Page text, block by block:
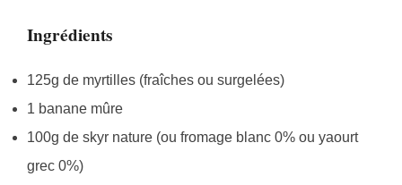
Ingrédients
125g de myrtilles (fraîches ou surgelées)
1 banane mûre
100g de skyr nature (ou fromage blanc 0% ou yaourt
grec 0%)